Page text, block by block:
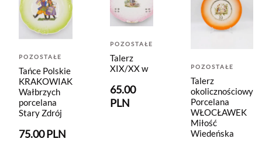
POZOSTAŁE
Tańce Polskie
KRAKOWIAK
Wałbrzych
porcelana
Stary Zdrój
75.00 PLN
POZOSTAŁE
Talerz
XIX/XX w
65.00
PLN
POZOSTAŁE
Talerz
okolicznościowy
Porcelana
WŁOCŁAWEK
Miłość
Wiedeńska